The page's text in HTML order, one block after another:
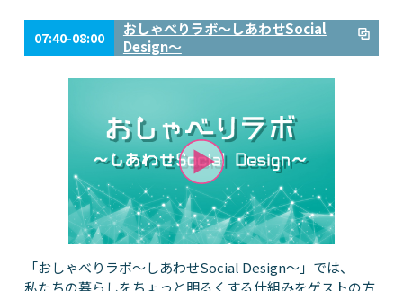
07:40-08:00
おしゃべりラボ～しあわせSocial
Design～
「おしゃべりラボ～しあわせSocial Design～」では、
私たちの暮らしをちょっと明るくする仕組みをゲストの方